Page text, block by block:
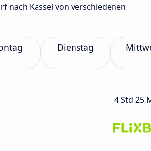
nach Kassel von verschiedenen
Dienstag
4 Std 25